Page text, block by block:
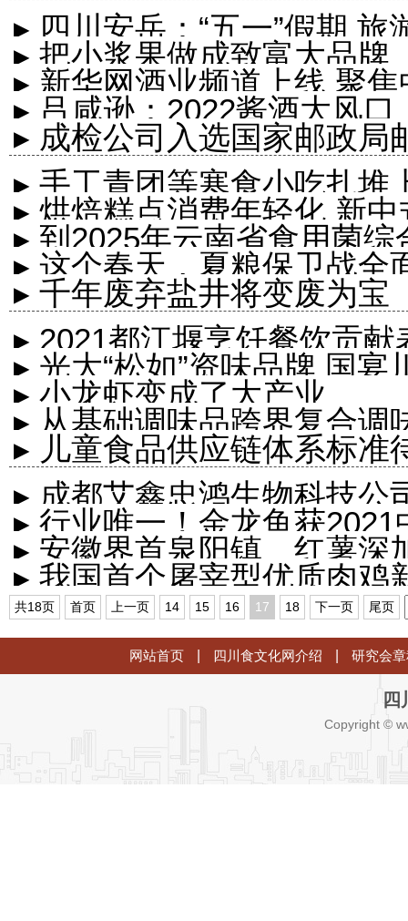
▸ 四川安岳：“五一”假期 旅
▸ 把小浆果做成致富大品牌
▸ 新华网酒业频道上线 聚
▸ 吕咸逊：2022酱酒大风口
▸ 成检公司入选国家邮政局
名录
▸ 手工青团等寒食小吃扎堆
▸ 烘焙糕点消费年轻化 新
▸ 到2025年云南省食用菌
▸ 这个春天，夏粮保卫战全
▸ 千年废弃盐井将变废为宝
▸ 2021都江堰烹饪餐饮贡
▸ 光大“松如”资味品牌 国
阳举行
▸ 小龙虾变成了大产业
▸ 从基础调味品跨界复合调
▸ 儿童食品供应链体系标准
▸ 成都艾鑫忠鸿生物科技公
▸ 行业唯一！金龙鱼获
▸ 安徽界首泉阳镇 红薯深
▸ 我国首个屠宰型优质肉鸡
共18页 首页 上一页 14 15 16 17 18 下一页 尾页
网站首页 四川食文化网介绍 研究会
Copyright ©